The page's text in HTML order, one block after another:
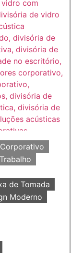
de Tomada
Moderno